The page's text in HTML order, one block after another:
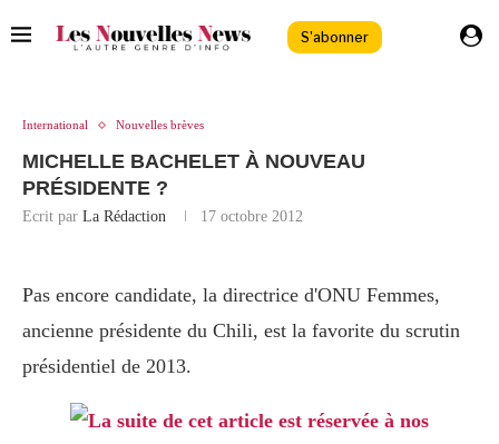
S'abonner
International Nouvelles brèves
MICHELLE BACHELET À NOUVEAU
PRÉSIDENTE ?
Ecrit par La Rédaction 17 octobre 2012
Pas encore candidate, la directrice d'ONU Femmes,
ancienne présidente du Chili, est la favorite du scrutin
présidentiel de 2013.
La suite de cet article est réservée à nos